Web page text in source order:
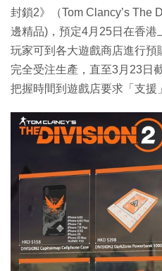
封鎖2》（Tom Clancy’s The
邊精品)，預定4月25日在香港
玩家可到各大遊戲商店進行
完全受注生產，直至3月23日
把握時間到遊戲店要求「支援